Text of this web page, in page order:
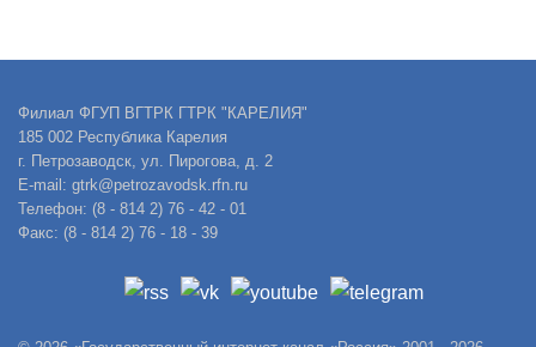
Филиал ФГУП ВГТРК ГТРК "КАРЕЛИЯ"
185 002 Республика Карелия
г. Петрозаводск, ул. Пирогова, д. 2
E-mail: gtrk@petrozavodsk.rfn.ru
Телефон: (8 - 814 2) 76 - 42 - 01
Факс: (8 - 814 2) 76 - 18 - 39